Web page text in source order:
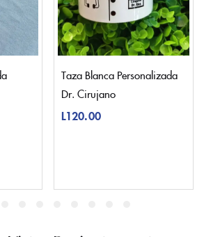
Taza Blanca Personalizada
Dr. Cirujano
L120.00